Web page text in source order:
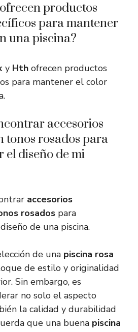
productos
para mantener
una piscina?
y Hth ofrecen productos
para mantener el color
accesorios
tonos rosados para
el diseño de mi
accesorios
rosados para
de una piscina.
de una piscina rosa
de estilo y originalidad
Sin embargo, es
no solo el aspecto
la calidad y durabilidad
que una buena piscina